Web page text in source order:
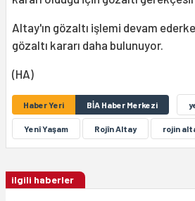
Altay'ın gözaltı işlemi devam
gözaltı kararı daha bulunuyor.
(HA)
Haber Yeri BİA Haber Merkezi
Yenî Yaşam Rojîn Altay rojin
ilgili haberler